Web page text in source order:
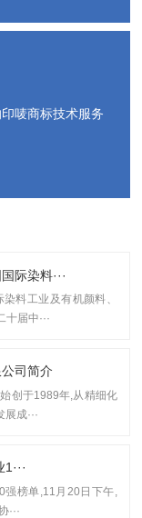
唛商标技术服务
际染料···
料工业及有机颜料、
届中···
司简介
创于1989年,从精细化
成···
榜单,11月20日下午,